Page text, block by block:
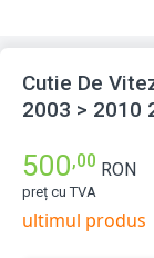
Cutie De
2003 >
500,00 RON
preț cu TVA
ultimul produs